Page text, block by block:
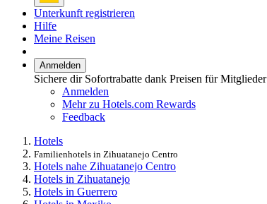
Unterkunft registrieren
Hilfe
Meine Reisen
Anmelden
Sichere dir Sofortrabatte dank Preisen für Mitglieder
Anmelden
Mehr zu Hotels.com Rewards
Feedback
Hotels
Familienhotels in Zihuatanejo Centro
Hotels nahe Zihuatanejo Centro
Hotels in Zihuatanejo
Hotels in Guerrero